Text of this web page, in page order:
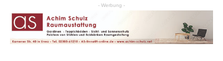
- Werbung -